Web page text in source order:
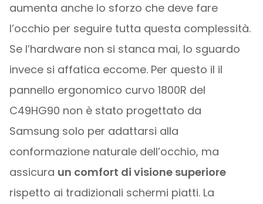
aumenta anche lo sforzo che deve fare
l’occhio per seguire tutta questa complessità.
Se l’hardware non si stanca mai, lo sguardo
invece si affatica eccome. Per questo il il
pannello ergonomico curvo 1800R del
C49HG90 non è stato progettato da
Samsung solo per adattarsi alla
conformazione naturale dell’occhio, ma
assicura un comfort di visione superiore
rispetto ai tradizionali schermi piatti. La